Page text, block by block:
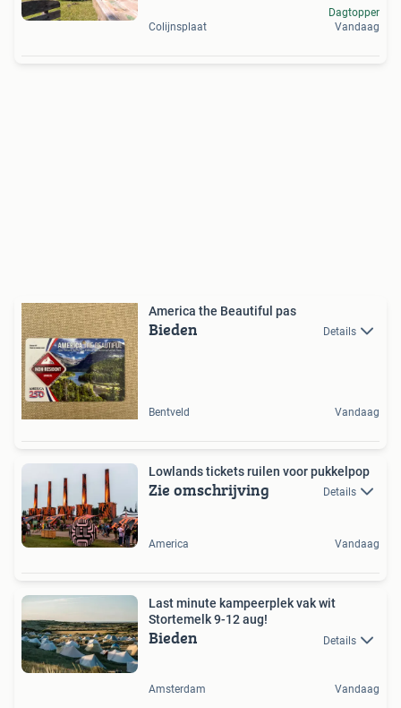
Colijnsplaat
Dagtopper
Vandaag
America the Beautiful pas
Bieden Details
Bentveld Vandaag
Lowlands tickets ruilen voor pukkelpop
Zie omschrijving Details
America Vandaag
Last minute kampeerplek vak wit
Stortemelk 9-12 aug!
Bieden Details
Amsterdam Vandaag